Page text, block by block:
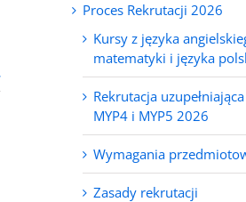
Proces Rekrutacji 2026
Kursy z języka
matematyki i języka
Rekrutacja
MYP4 i MYP5 2026
Wymagania
Zasady rekrutacji